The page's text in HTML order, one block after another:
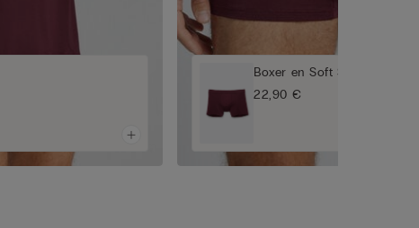
Boxer en Soft Silk
22,90 €